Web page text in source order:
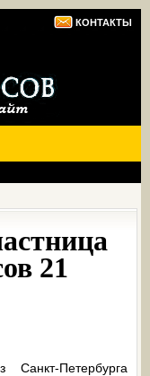
КОНТАКТЫ
21
Санкт-Петербурга